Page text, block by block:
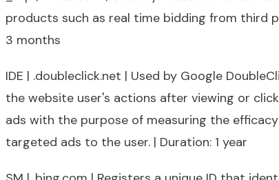
products such as real time bidding from third
3 months
IDE | .doubleclick.net | Used by Google
the website user's actions after viewing or
ads with the purpose of measuring the
targeted ads to the user. | Duration: 1 year